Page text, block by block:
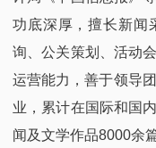
功底深厚，擅长新闻
询、公关策划、活动
运营能力，善于领导
业，累计在国际和国
闻及文学作品8000余